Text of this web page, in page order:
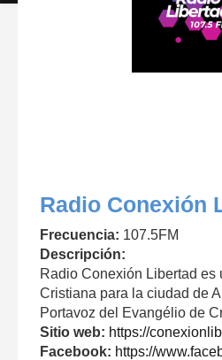
Radio Conexión
Frecuencia: 107.5FM
Descripción:
Radio Conexión Libertad es
Cristiana para la ciudad de
Portavoz del Evangélio de
Sitio web: https://
Facebook: https://